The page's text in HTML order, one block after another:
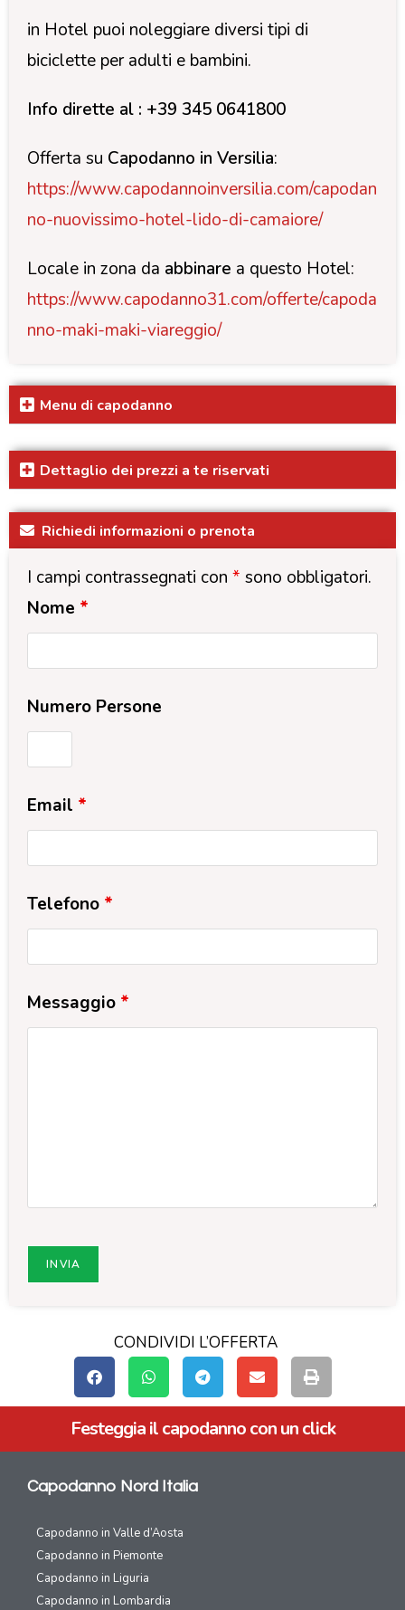
in Hotel puoi noleggiare diversi tipi di
biciclette per adulti e bambini.
Info dirette al : +39 345 0641800
Offerta su Capodanno in Versilia:
https://www.capodannoinversilia.com/capodan
no-nuovissimo-hotel-lido-di-camaiore/
Locale in zona da abbinare a questo Hotel:
https://www.capodanno31.com/offerte/capoda
nno-maki-maki-viareggio/
Menu di capodanno
Dettaglio dei prezzi a te riservati
Richiedi informazioni o prenota
I campi contrassegnati con* sono obbligatori.
Nome *
Numero Persone
Email *
Telefono *
Messaggio *
CONDIVIDI L’OFFERTA
Festeggia il capodanno con un click
Capodanno Nord Italia
Capodanno in Valle d’Aosta
Capodanno in Piemonte
Capodanno in Liguria
Capodanno in Lombardia